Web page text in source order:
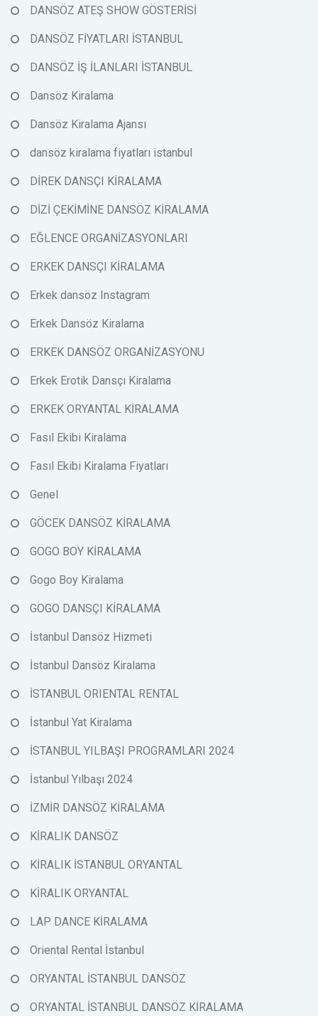
DANSÖZ ATEŞ SHOW GÖSTERİSİ
DANSÖZ FİYATLARI İSTANBUL
DANSÖZ İŞ İLANLARI İSTANBUL
Dansöz Kiralama
Dansöz Kiralama Ajansı
dansöz kiralama fiyatları istanbul
DİREK DANSÇI KİRALAMA
DİZİ ÇEKİMİNE DANSÖZ KİRALAMA
EĞLENCE ORGANİZASYONLARI
ERKEK DANSÇI KİRALAMA
Erkek dansöz Instagram
Erkek Dansöz Kiralama
ERKEK DANSÖZ ORGANİZASYONU
Erkek Erotik Dansçı Kiralama
ERKEK ORYANTAL KİRALAMA
Fasıl Ekibi Kiralama
Fasıl Ekibi Kiralama Fiyatları
Genel
GÖCEK DANSÖZ KİRALAMA
GOGO BOY KİRALAMA
Gogo Boy Kiralama
GOGO DANSÇI KİRALAMA
İstanbul Dansöz Hizmeti
İstanbul Dansöz Kiralama
İSTANBUL ORIENTAL RENTAL
İstanbul Yat Kiralama
İSTANBUL YILBAŞI PROGRAMLARI 2024
İstanbul Yılbaşı 2024
İZMİR DANSÖZ KİRALAMA
KİRALIK DANSÖZ
KİRALIK İSTANBUL ORYANTAL
KİRALIK ORYANTAL
LAP DANCE KİRALAMA
Oriental Rental İstanbul
ORYANTAL İSTANBUL DANSÖZ
ORYANTAL İSTANBUL DANSÖZ KİRALAMA